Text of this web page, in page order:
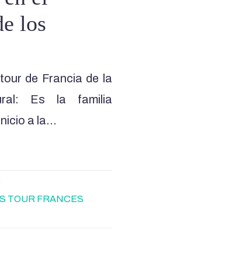
los
de Francia de la
Es la familia
a la…
TOUR FRANCES